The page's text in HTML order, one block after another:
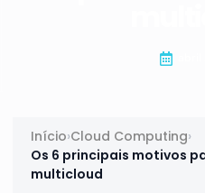
Início›Cloud Computing›
Os 6 principais motivos
multicloud